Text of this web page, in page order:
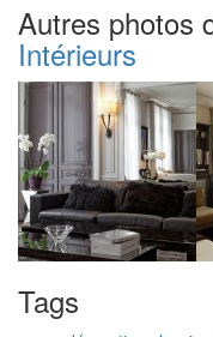
Autres photos
Intérieurs
Tags